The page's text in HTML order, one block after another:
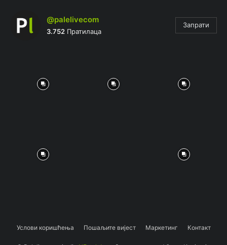
@palelivecom
3.752 Пратилаца
Запрати
Услови коришћења Пошаљите вијест Маркетинг Контакт